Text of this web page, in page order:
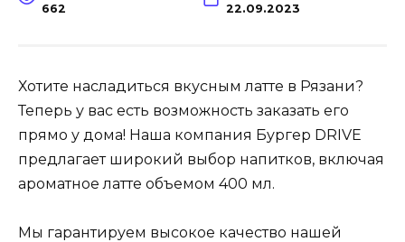
662 22.09.2023
Хотите насладиться вкусным латте в Рязани?
Теперь у вас есть возможность заказать его
прямо у дома! Наша компания Бургер DRIVE
предлагает широкий выбор напитков, включая
ароматное латте объемом 400 мл.
Мы гарантируем высокое качество нашей